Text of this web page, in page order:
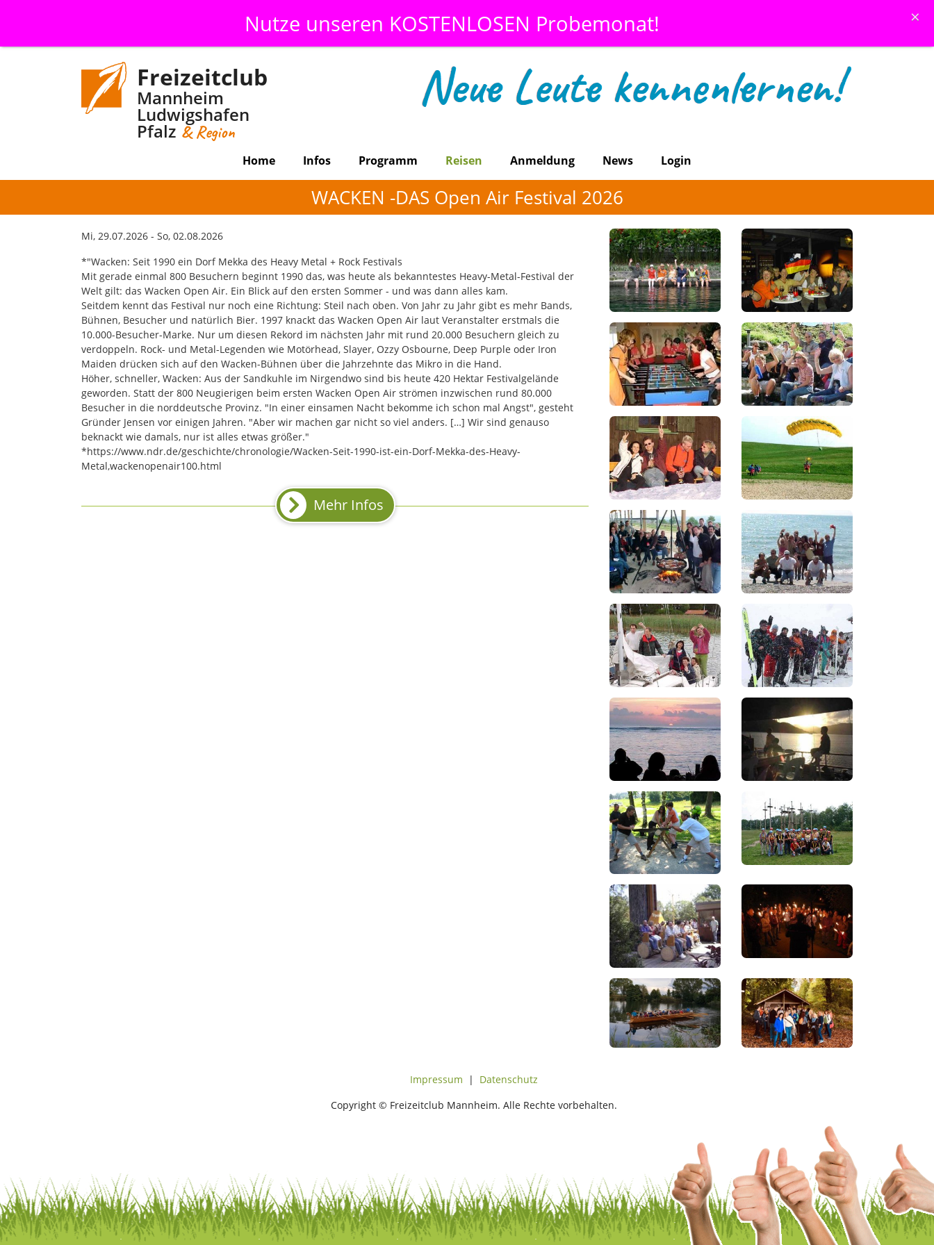
Nutze unseren KOSTENLOSEN Probemonat! ×
Freizeitclub
Mannheim
Ludwigshafen
Pfalz & Region
Home Infos Programm Reisen Anmeldung News Login
WACKEN -DAS Open Air Festival 2026
Mi, 29.07.2026 - So, 02.08.2026
*"Wacken: Seit 1990 ein Dorf Mekka des Heavy Metal + Rock Festivals
Mit gerade einmal 800 Besuchern beginnt 1990 das, was heute als bekanntestes Heavy-Metal-Festival der
Welt gilt: das Wacken Open Air. Ein Blick auf den ersten Sommer - und was dann alles kam.
Seitdem kennt das Festival nur noch eine Richtung: Steil nach oben. Von Jahr zu Jahr gibt es mehr Bands,
Bühnen, Besucher und natürlich Bier. 1997 knackt das Wacken Open Air laut Veranstalter erstmals die
10.000-Besucher-Marke. Nur um diesen Rekord im nächsten Jahr mit rund 20.000 Besuchern gleich zu
verdoppeln. Rock- und Metal-Legenden wie Motörhead, Slayer, Ozzy Osbourne, Deep Purple oder Iron
Maiden drücken sich auf den Wacken-Bühnen über die Jahrzehnte das Mikro in die Hand.
Höher, schneller, Wacken: Aus der Sandkuhle im Nirgendwo sind bis heute 420 Hektar Festivalgelände
geworden. Statt der 800 Neugierigen beim ersten Wacken Open Air strömen inzwischen rund 80.000
Besucher in die norddeutsche Provinz. "In einer einsamen Nacht bekomme ich schon mal Angst", gesteht
Gründer Jensen vor einigen Jahren. "Aber wir machen gar nicht so viel anders. […] Wir sind genauso
beknackt wie damals, nur ist alles etwas größer."
*https://www.ndr.de/geschichte/chronologie/Wacken-Seit-1990-ist-ein-Dorf-Mekka-des-Heavy-
Metal,wackenopenair100.html
Mehr Infos
Impressum | Datenschutz
Copyright © Freizeitclub Mannheim. Alle Rechte vorbehalten.